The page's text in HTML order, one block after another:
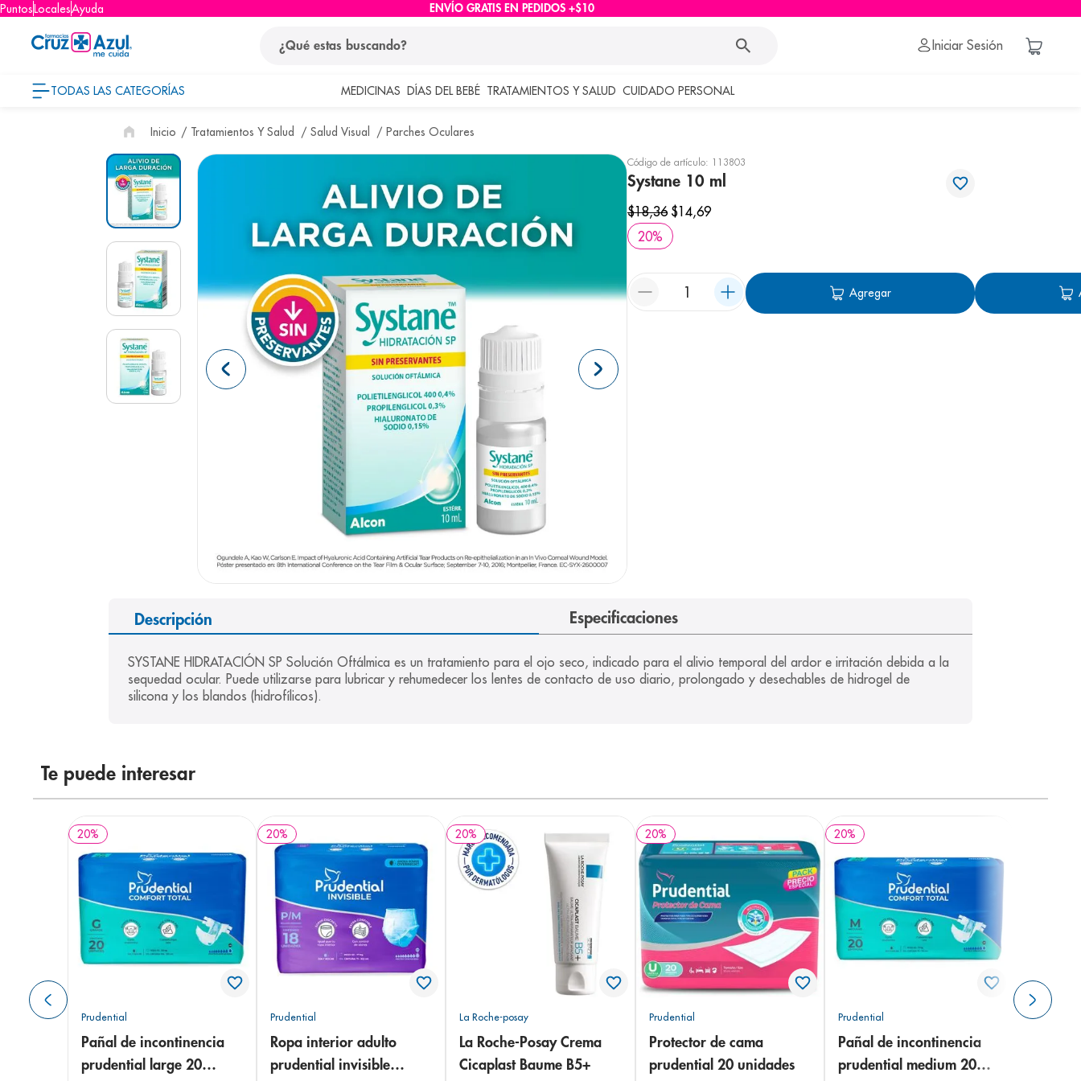
PuntosLocalesAyuda ENVÍO GRATIS EN PEDIDOS +$10
Iniciar Sesión
TODAS LAS CATEGORÍAS MEDICINAS DÍAS DEL BEBÉ TRATAMIENTOS Y SALUD CUIDADO PERSONAL
Tratamientos Y Salud Salud Visual Parches Oculares
Código de artículo: 113803
Systane 10 ml
$18,36 $14,69
20%
Agregar
Descripción Especificaciones
SYSTANE HIDRATACIÓN SP Solución Oftálmica es un tratamiento para el ojo seco, indicado para el alivio temporal del ardor e irritación debida a la
sequedad ocular. Puede utilizarse para lubricar y rehumedecer los lentes de contacto de uso diario, prolongado y desechables de hidrogel de
silicona y los blandos (hidrofílicos).
Te puede interesar
20%
Prudential
Pañal de incontinencia
prudential large 20
20%
Prudential
Ropa interior adulto
prudential invisible
20%
La Roche-posay
La Roche-Posay Crema
Cicaplast Baume B5+
20%
Prudential
Protector de cama
prudential 20 unidades
20%
Prudential
Pañal de incontinencia
prudential medium 20
términos más buscados
1 protector solar
eucerin
4 . cerave
5. nivea
6. shampoo
. bioderma
8. panolini
9. pediasure
desodorante